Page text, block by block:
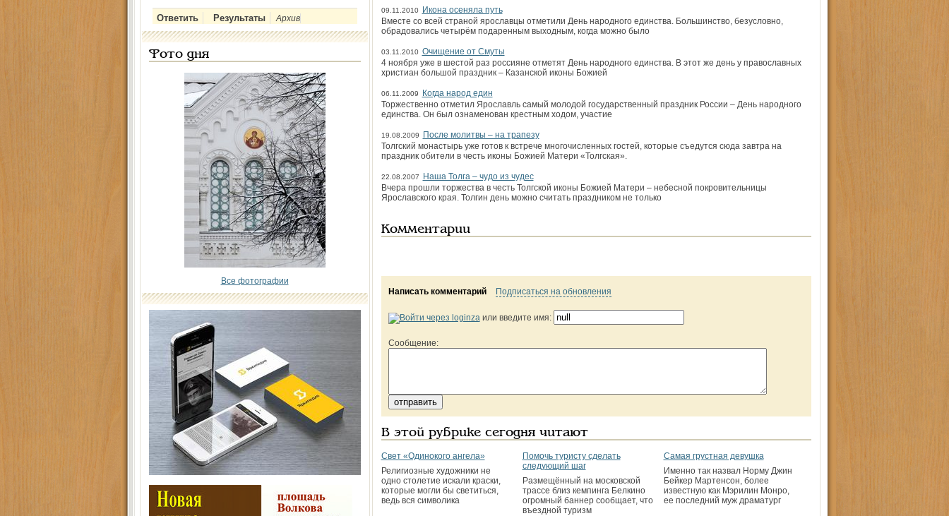
Архив
Фото дня
Все фотографии
09.11.2010
Икона осеняла путь
Вместе со всей страной ярославцы отметили День народного единства. Большинство, безусловно,
обрадовались четырём подаренным выходным, когда можно было
03.11.2010 Очищение от Смуты
4 ноября уже в шестой раз россияне отметят День народного единства. В этот же день у православных
христиан большой праздник – Казанской иконы Божией
06.11.2009
Когда народ един
Торжественно отметил Ярославль самый молодой государственный праздник России – День народного
единства. Он был ознаменован крестным ходом, участие
19.08.2009
После молитвы – на трапезу
Толгский монастырь уже готов к встрече многочисленных гостей, которые съедутся сюда завтра на
праздник обители в честь иконы Божией Матери «Толгская».
22.08.2007
Наша Толга – чудо из чудес
Вчера прошли торжества в честь Толгской иконы Божией Матери – небесной покровительницы
Ярославского края. Толгин день можно считать праздником не только
Комментарии
Написать комментарий Подписаться на обновления
или введите имя:
Сообщение:
В этой рубрике сегодня читают
Свет «Одинокого ангела»
Религиозные художники не
одно столетие искали краски,
которые могли бы светиться,
ведь вся символика
Помочь туристу сделать
следующий шаг
Размещённый на московской
трассе близ кемпинга Белкино
огромный баннер сообщает, что
въездной туризм
Самая грустная девушка
Именно так назвал Норму Джин
Бейкер Мартенсон, более
известную как Мэрилин Монро,
ее последний муж драматург